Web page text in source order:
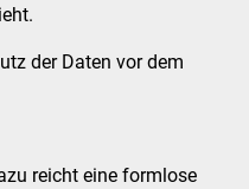
der Daten vor dem
reicht eine formlose